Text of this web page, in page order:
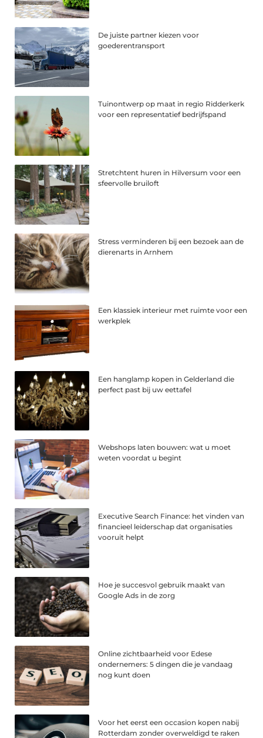
De juiste partner kiezen voor
goederentransport
Tuinontwerp op maat in regio Ridderkerk
voor een representatief bedrijfspand
Stretchtent huren in Hilversum voor een
sfeervolle bruiloft
Stress verminderen bij een bezoek aan de
dierenarts in Arnhem
Een klassiek interieur met ruimte voor een
werkplek
Een hanglamp kopen in Gelderland die
perfect past bij uw eettafel
Webshops laten bouwen: wat u moet
weten voordat u begint
Executive Search Finance: het vinden van
financieel leiderschap dat organisaties
vooruit helpt
Hoe je succesvol gebruik maakt van
Google Ads in de zorg
Online zichtbaarheid voor Edese
ondernemers: 5 dingen die je vandaag
nog kunt doen
Voor het eerst een occasion kopen nabij
Rotterdam zonder overweldigd te raken